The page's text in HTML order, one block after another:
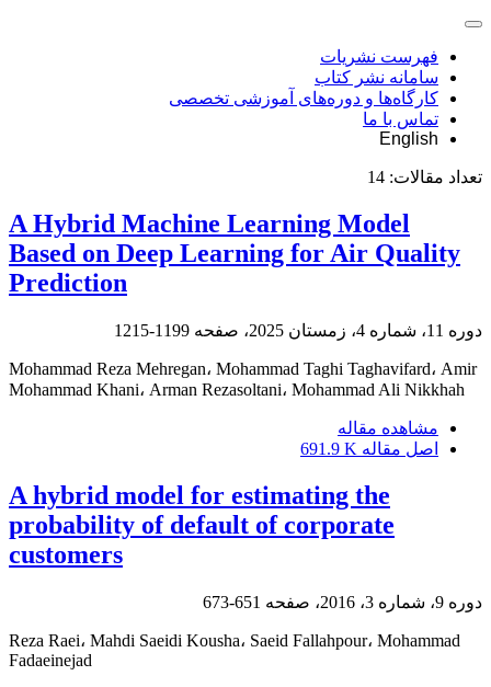
فهرست نشریات
سامانه نشر کتاب
کارگاه‌ها و دوره‌های آموزشی تخصصی
تماس با ما
English
تعداد مقالات: 14
A Hybrid Machine Learning Model
Based on Deep Learning for Air Quality
Prediction
دوره 11، شماره 4، زمستان 2025، صفحه 1199-1215
Mohammad Reza Mehregan، Mohammad Taghi Taghavifard، Amir
Mohammad Khani، Arman Rezasoltani، Mohammad Ali Nikkhah
مشاهده مقاله
اصل مقاله 691.9 K
A hybrid model for estimating the
probability of default of corporate
customers
دوره 9، شماره 3، 2016، صفحه 651-673
Reza Raei، Mahdi Saeidi Kousha، Saeid Fallahpour، Mohammad
Fadaeinejad